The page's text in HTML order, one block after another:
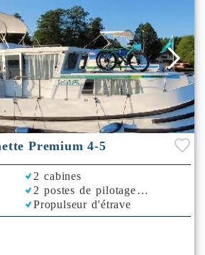
Premium 4-5
2 cabines
2 postes de pilotage
Propulseur d'étrave